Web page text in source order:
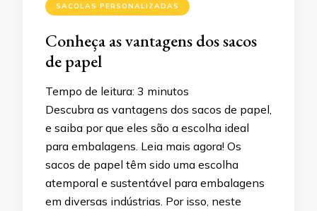
SACOLAS PERSONALIZADAS
Conheça as vantagens dos sacos
de papel
Tempo de leitura: 3 minutos
Descubra as vantagens dos sacos de papel,
e saiba por que eles são a escolha ideal
para embalagens. Leia mais agora! Os
sacos de papel têm sido uma escolha
atemporal e sustentável para embalagens
em diversas indústrias. Por isso, neste